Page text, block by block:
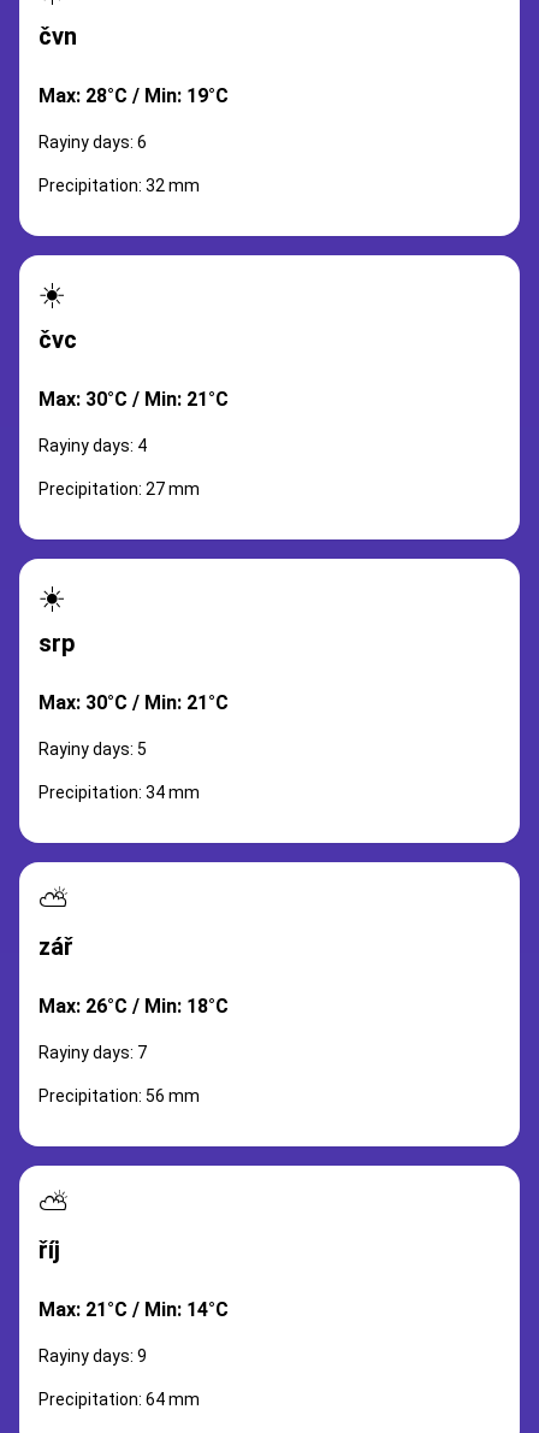
čvn
Max: 28°C / Min: 19°C
Rayiny days: 6
Precipitation: 32 mm
☀️
čvc
Max: 30°C / Min: 21°C
Rayiny days: 4
Precipitation: 27 mm
☀️
srp
Max: 30°C / Min: 21°C
Rayiny days: 5
Precipitation: 34 mm
⛅
zář
Max: 26°C / Min: 18°C
Rayiny days: 7
Precipitation: 56 mm
⛅
říj
Max: 21°C / Min: 14°C
Rayiny days: 9
Precipitation: 64 mm